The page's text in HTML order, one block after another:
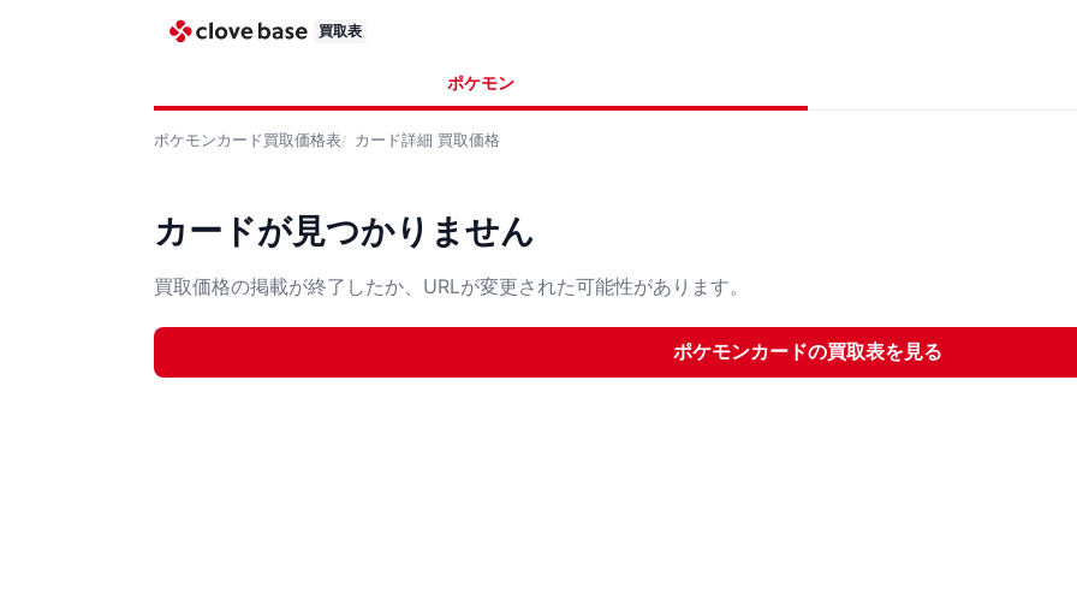
買取表
ポケモン
ポケモンカード買取価格表 カード詳細 買取価格
カードが見つかりません
買取価格の掲載が終了したか、URLが変更された可能性があります。
ポケモンカードの買取表を見る